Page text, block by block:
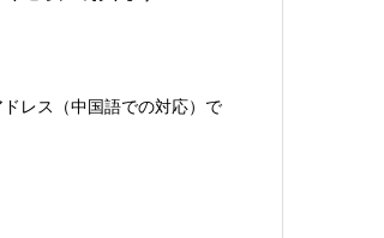
レス（中国語での対応）で